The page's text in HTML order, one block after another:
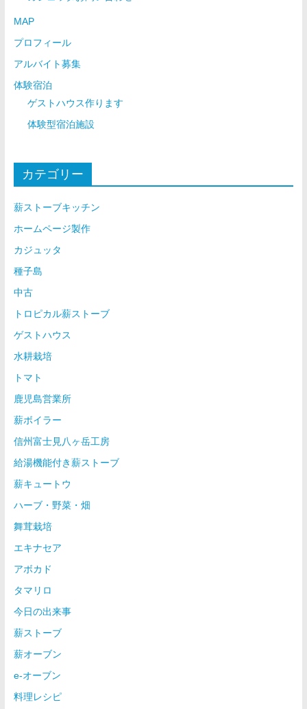
MAP
プロフィール
アルバイト募集
体験宿泊
ゲストハウス作ります
体験型宿泊施設
カテゴリー
薪ストーブキッチン
ホームページ製作
カジュッタ
種子島
中古
トロピカル薪ストーブ
ゲストハウス
水耕栽培
トマト
鹿児島営業所
薪ボイラー
信州富士見八ヶ岳工房
給湯機能付き薪ストーブ
薪キュートウ
ハーブ・野菜・畑
舞茸栽培
エキナセア
アボカド
タマリロ
今日の出来事
薪ストーブ
薪オーブン
e-オーブン
料理レシピ